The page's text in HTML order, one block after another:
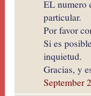
EL numero
particular.
Por favor
Si es
inquietud.
Gracias, y
September